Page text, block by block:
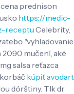
prednison
https://medic-
receptu Celebrity,
"vyhladovanie
mučení, aké
salsa reťazca
kúpiť avodart
dórštiny. Tlk dr